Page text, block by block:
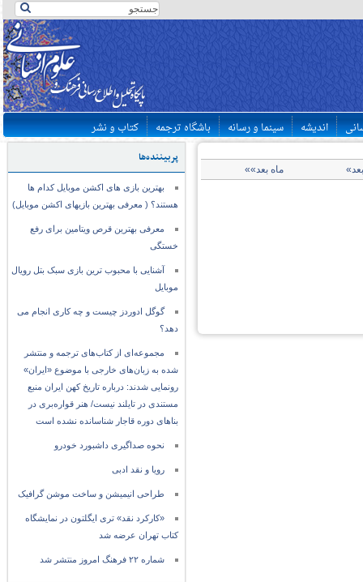
اندیشه سینما و رسانه باشگاه ترجمه کتاب و نشر
پربیننده‌ها
بهترین بازی های اکشن موبایل کدام ها
هستند؟ ( معرفی بهترین بازیهای اکشن موبایل)
معرفی بهترین قرص ویتامین برای رفع
خستگی
آشنایی با محبوب ترین بازی سبک بتل رویال
موبایل
گوگل ادوردز چیست و چه کاری انجام می
دهد؟
مجموعه‌ای از کتاب‌های ترجمه و منتشر
شده به زبان‌های خارجی با موضوع «ایران»
رونمایی شدند: درباره تاریخ کهن ایران منبع
مستندی در تایلند نیست/ هنر قواره‌بری در
بناهای دوره قاجار شناسانده نشده است
نحوه صداگیری داشبورد خودرو
رویا و نقد ادبی
طراحی انیمیشن و ساخت موشن گرافیک
«کارکرد نقد» تری ایگلتون در نمایشگاه
کتاب تهران عرضه شد
شماره ۲۲ فرهنگ امروز منتشر شد
ماه بعد»»